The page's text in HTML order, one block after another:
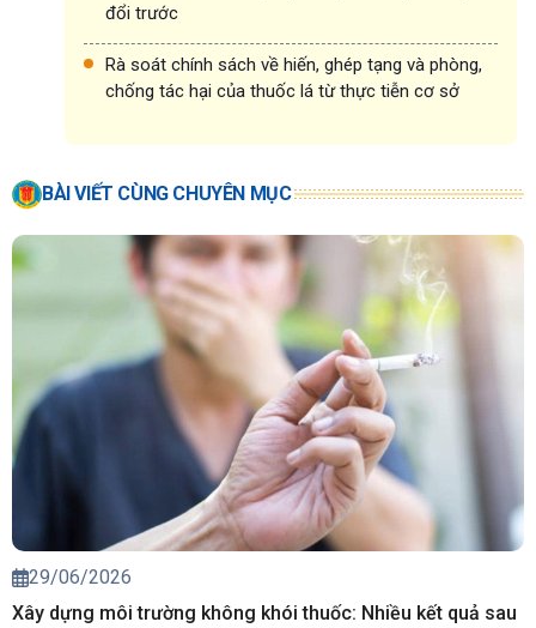
đổi trước
Rà soát chính sách về hiến, ghép tạng và phòng,
chống tác hại của thuốc lá từ thực tiễn cơ sở
BÀI VIẾT CÙNG CHUYÊN MỤC
29/06/2026
Xây dựng môi trường không khói thuốc: Nhiều kết quả sau